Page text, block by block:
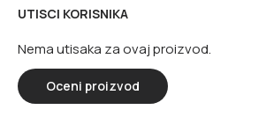
UTISCI KORISNIKA
Nema utisaka za ovaj proizvod.
Oceni proizvod